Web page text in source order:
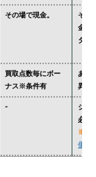
その場で現金。
その
金額
ター'
買取点数毎にボー
ナス※条件有
あり
異な
-
ジョ
必要
※
価格